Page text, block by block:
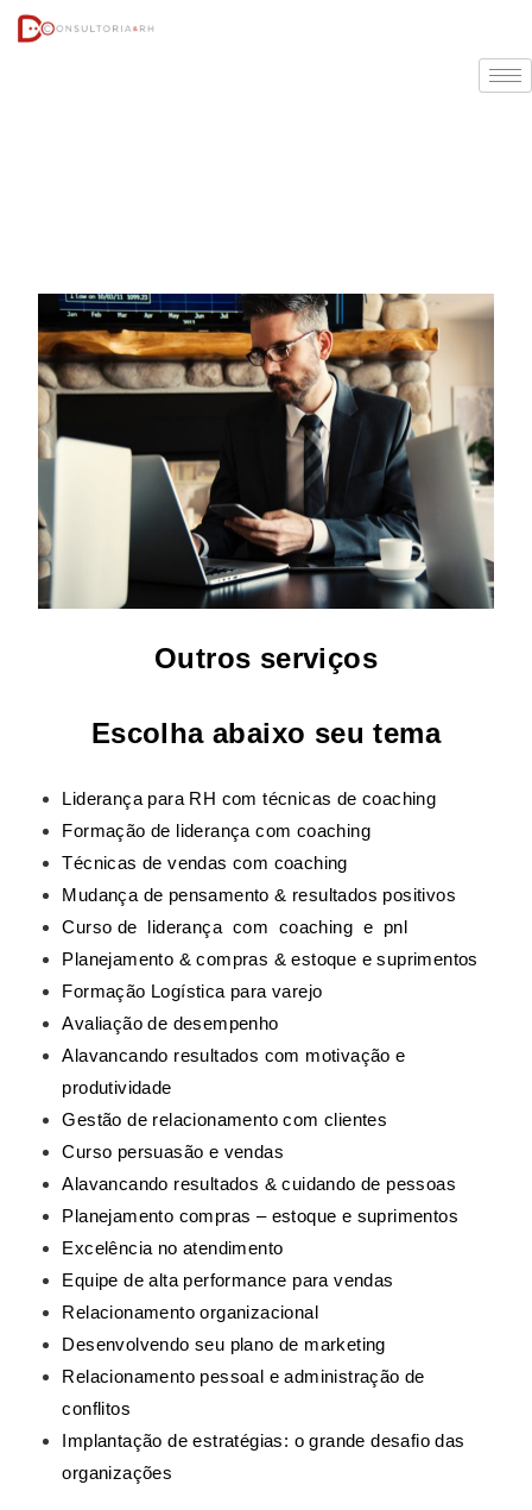
Outros serviços
Escolha abaixo seu tema
Liderança para RH com técnicas de coaching
Formação de liderança com coaching
Técnicas de vendas com coaching
Mudança de pensamento & resultados positivos
Curso de liderança com coaching e pnl
Planejamento & compras & estoque e suprimentos
Formação Logística para varejo
Avaliação de desempenho
Alavancando resultados com motivação e
produtividade
Gestão de relacionamento com clientes
Curso persuasão e vendas
Alavancando resultados & cuidando de pessoas
Planejamento compras – estoque e suprimentos
Excelência no atendimento
Equipe de alta performance para vendas
Relacionamento organizacional
Desenvolvendo seu plano de marketing
Relacionamento pessoal e administração de
conflitos
Implantação de estratégias: o grande desafio das
organizações